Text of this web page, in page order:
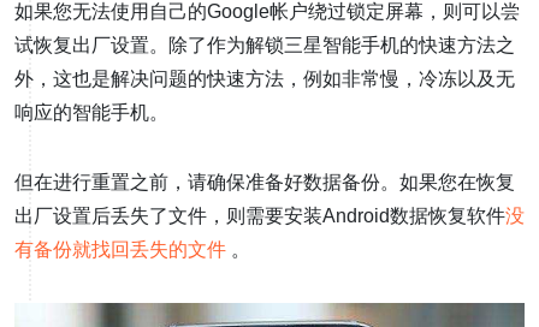
如果您无法使用自己的Google帐户绕过锁定屏幕，则可以尝
试恢复出厂设置。除了作为解锁三星智能手机的快速方法之
外，这也是解决问题的快速方法，例如非常慢，冷冻以及无
响应的智能手机。
但在进行重置之前，请确保准备好数据备份。如果您在恢复
出厂设置后丢失了文件，则需要安装Android数据恢复软件没
有备份就找回丢失的文件 。